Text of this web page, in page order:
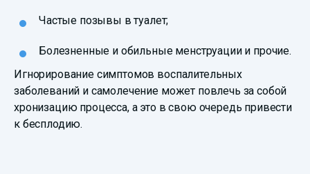
Частые позывы в туалет;
Болезненные и обильные менструации и прочие.
Игнорирование симптомов воспалительных
заболеваний и самолечение может повлечь за собой
хронизацию процесса, а это в свою очередь привести
к бесплодию.